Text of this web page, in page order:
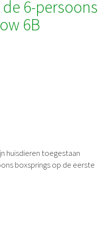
6-persoons
6B
huisdieren toegestaan
boxsprings op de eerste